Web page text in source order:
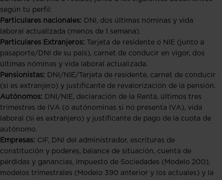
según tu perfil:
Particulares nacionales: DNI, dos últimas nóminas y vida
laboral actualizada (menos de 1 semana).
Particulares Extranjeros: Tarjeta de residente o NIE (junto a
pasaporte/DNI de su país), carnet de conducir en vigor, dos
últimas nóminas y vida laboral actualizada.
Pensionistas: DNI/NIE/Tarjeta de residente, carnet de conducir
(si es extranjero) y justificante de revalorización de la pensión.
Autónomos: DNI/NIE, declaración de la Renta, últimos tres
trimestres de IVA (o autónominas si no presenta IVA), vida
laboral (si es extranjero) y justificante de pago de la cuota de
autónomo.
Empresas: CIF, DNI del administrador, escrituras de
constitución y poderes, balance de situación, cuenta de
pérdidas y ganancias, Impuesto de Sociedades (Modelo 200),
modelos trimestrales (Modelo 390 anterior y los actuales) y la